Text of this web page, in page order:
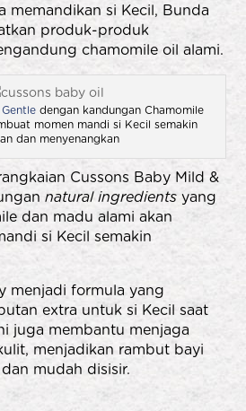
memandikan si Kecil, Bunda
produk-produk
chamomile oil alami.
dengan kandungan Chamomile
momen mandi si Kecil semakin
dan menyenangkan
Cussons Baby Mild &
natural ingredients yang
dan madu alami akan
si Kecil semakin
menjadi formula yang
extra untuk si Kecil saat
juga membantu menjaga
menjadikan rambut bayi
mudah disisir.